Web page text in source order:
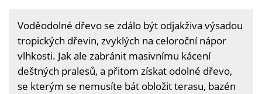
Voděodolné dřevo se zdálo být odjakživa výsadou
tropických dřevin, zvyklých na celoroční nápor
vlhkosti. Jak ale zabránit masivnímu kácení
deštných pralesů, a přitom získat odolné dřevo,
se kterým se nemusíte bát obložit terasu, bazén